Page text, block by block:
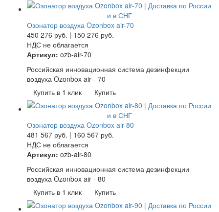
Озонатор воздуха Ozonbox air-70
450 276 руб. | 150 276 руб.
НДС не облагается
Артикул: ozb-air-70
Российская инновационная система дезинфекции
воздуха Ozonbox air - 70
Купить в 1 клик
Купить
Озонатор воздуха Ozonbox air-80
481 567 руб. | 160 567 руб.
НДС не облагается
Артикул: ozb-air-80
Российская инновационная система дезинфекции
воздуха Ozonbox air - 80
Купить в 1 клик
Купить